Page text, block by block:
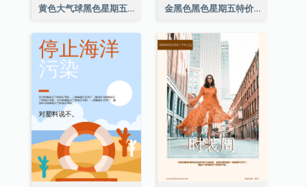
黄色大气球黑色星期五特价海报 金黑色黑色星期五特价海报